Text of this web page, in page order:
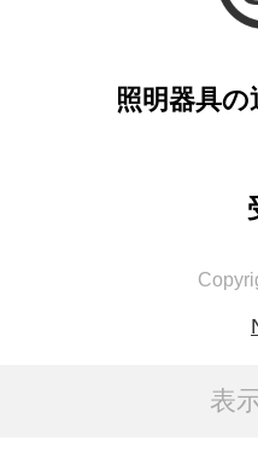
照明器具
表